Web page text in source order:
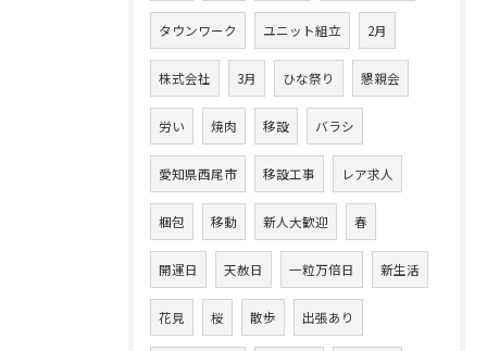
タウンワーク ユニット組立 2月
株式会社 3月 ひな祭り 懇親会
労い 焼肉 移設 バラシ
愛知県西尾市 移設工事 レア求人
梱包 移動 新人大歓迎 春
開運日 天赦日 一粒万倍日 新生活
花見 桜 散歩 出張あり